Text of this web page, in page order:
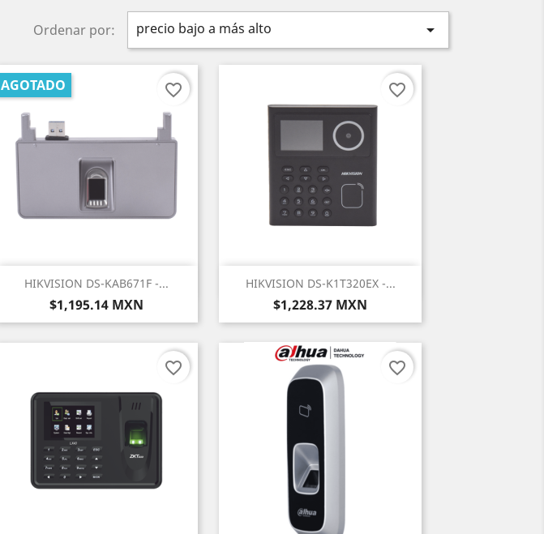
Ordenar por: precio bajo a más alto 
HIKVISION DS-KAB671F -...
Precio
$1,195.14 MXN
AGOTADO
Vista rápida
favorite_border
HIKVISION DS-K1T320EX -...
Precio
$1,228.37 MXN
Vista rápida
favorite_border
favorite_border favorite_border